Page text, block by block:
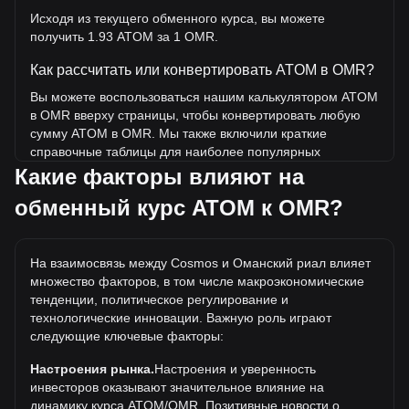
Исходя из текущего обменного курса, вы можете
получить 1.93 ATOM за 1 OMR.
Как рассчитать или конвертировать ATOM в OMR?
Вы можете воспользоваться нашим калькулятором ATOM
в OMR вверху страницы, чтобы конвертировать любую
сумму ATOM в OMR. Мы также включили краткие
справочные таблицы для наиболее популярных
конвертаций. Например, 5 OMR эквивалентны 9.64
ATOM, а 5 ATOM будут стоить около 2.59OMR.
Какова самая высокая цена ATOM/OMR в
Самая высокая цена 1 ATOM в OMR за все время
составляет ر.ع.17.18. Еще неизвестно, превысит ли
стоимость 1 ATOM в OMR текущий исторический
максимум.
За последние 7 дней обменный курс Cosmos (ATOM)
вырос на 9.69%. За последний месяц обменный курс
Какие факторы влияют на
обменный курс ATOM к OMR?
На взаимосвязь между Cosmos и Оманский риал влияет
множество факторов, в том числе макроэкономические
тенденции, политическое регулирование и
технологические инновации. Важную роль играют
следующие ключевые факторы:
Настроения рынка.Настроения и уверенность
инвесторов оказывают значительное влияние на
динамику курса ATOM/OMR. Позитивные новости о